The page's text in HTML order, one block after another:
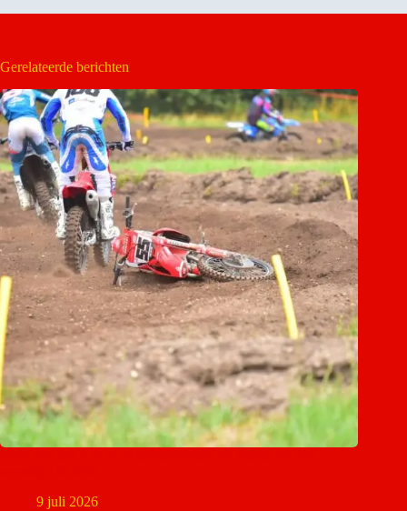
Gerelateerde berichten
9 juli 2026